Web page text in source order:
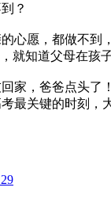
？
心愿，都做不
知道父母在
家，爸爸点头
最关键的时刻